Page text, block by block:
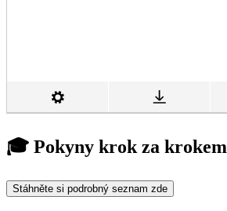
🎓 Pokyny krok za krokem
Stáhněte si podrobný seznam zde